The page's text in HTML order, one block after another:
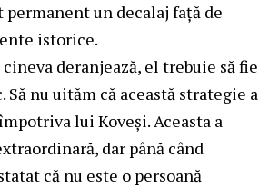
permanent un decalaj față de
istorice.
deranjează, el trebuie să fie
nu uităm că această strategie a
lui Koveși. Aceasta a
dar până când
că nu este o persoană